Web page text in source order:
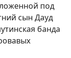
под
сын Дауд
банда